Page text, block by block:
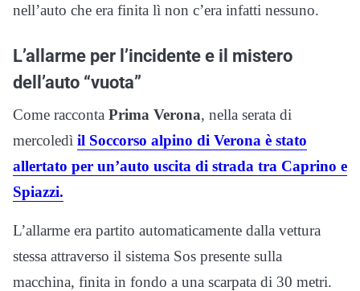
nell’auto che era finita lì non c’era infatti nessuno.
L’allarme per l’incidente e il mistero
dell’auto “vuota”
Come racconta Prima Verona, nella serata di
mercoledì il Soccorso alpino di Verona è stato
allertato per un’auto uscita di strada tra Caprino e
Spiazzi.
L’allarme era partito automaticamente dalla vettura
stessa attraverso il sistema Sos presente sulla
macchina, finita in fondo a una scarpata di 30 metri.